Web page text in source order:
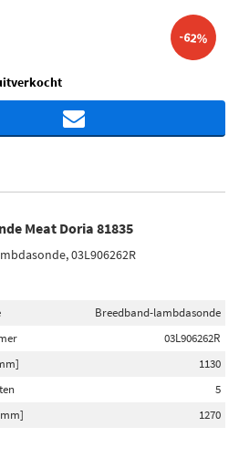
-62%
Meat Doria 81835
03L906262R
Breedband-lambdasonde
03L906262R
1130
5
1270